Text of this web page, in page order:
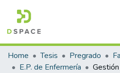
Communities & Collections
All of DSpace
Home Tesis Pregrado
E.P. de Enfermería